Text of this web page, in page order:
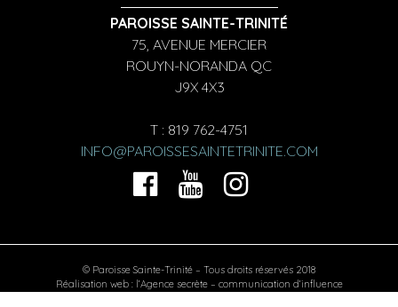
PAROISSE SAINTE-TRINITÉ
75, AVENUE MERCIER
ROUYN-NORANDA QC
J9X 4X3
T : 819 762-4751
INFO@PAROISSESAINTETRINITE.COM
© Paroisse Sainte-Trinité – Tous droits réservés 2018
Réalisation web : l’Agence secrète – communication d’influence